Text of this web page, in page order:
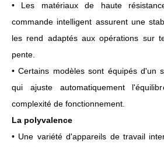
• Les matériaux de haute
commande intelligent assurent une
les rend adaptés aux opérations sur
pente.
• Certains modèles sont équipés d'un
qui ajuste automatiquement
complexité de fonctionnement.
La polyvalence
• Une variété d'appareils de travail